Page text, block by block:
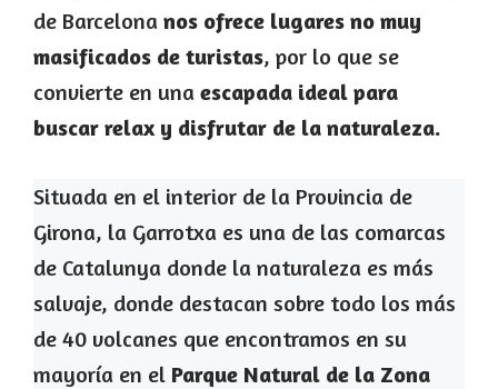
de Barcelona nos ofrece lugares no muy
masificados de turistas, por lo que se
convierte en una escapada ideal para
buscar relax y disfrutar de la naturaleza.
Situada en el interior de la Provincia de
Girona, la Garrotxa es una de las comarcas
de Catalunya donde la naturaleza es más
salvaje, donde destacan sobre todo los más
de 40 volcanes que encontramos en su
mayoría en el Parque Natural de la Zona